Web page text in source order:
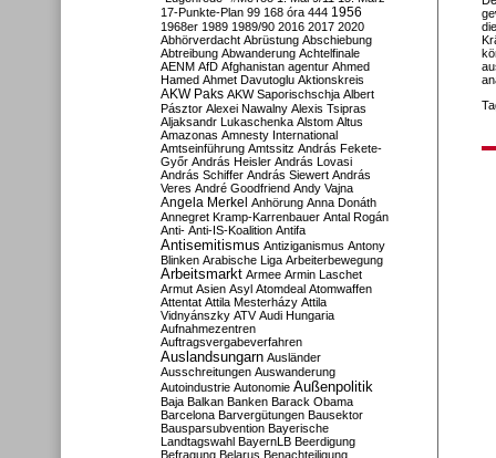
17-Punkte-Plan 99 168 óra 444 1956
1968er 1989 1989/90 2016 2017 2020
Abhörverdacht Abrüstung Abschiebung
Abtreibung Abwanderung Achtelfinale
AENM AfD Afghanistan agentur Ahmed
Hamed Ahmet Davutoglu Aktionskreis
AKW Paks AKW Saporischschja Albert
Pásztor Alexei Nawalny Alexis Tsipras
Aljaksandr Lukaschenka Alstom Altus
Amazonas Amnesty International
Amtseinführung Amtssitz András Fekete-
Győr András Heisler András Lovasi
András Schiffer András Siewert András
Veres André Goodfriend Andy Vajna
Angela Merkel Anhörung Anna Donáth
Annegret Kramp-Karrenbauer Antal Rogán
Anti- Anti-IS-Koalition Antifa
Antisemitismus Antiziganismus Antony
Blinken Arabische Liga Arbeiterbewegung
Arbeitsmarkt Armee Armin Laschet
Armut Asien Asyl Atomdeal Atomwaffen
Attentat Attila Mesterházy Attila
Vidnyánszky ATV Audi Hungaria
Aufnahmezentren
Auftragsvergabeverfahren
Auslandsungarn Ausländer
Ausschreitungen Auswanderung
Autoindustrie Autonomie Außenpolitik
Baja Balkan Banken Barack Obama
Barcelona Barvergütungen Bausektor
Bausparsubvention Bayerische
Landtagswahl BayernLB Beerdigung
Befragung Belarus Benachteiligung